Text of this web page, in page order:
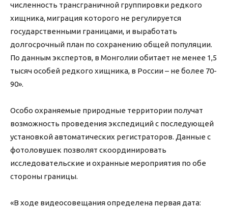
численность трансграничной группировки редкого
хищника, миграция которого не регулируется
государственными границами, и выработать
долгосрочный план по сохранению общей популяции.
По данным экспертов, в Монголии обитает не менее 1,5
тысяч особей редкого хищника, в России – не более 70-
90».
Особо охраняемые природные территории получат
возможность проведения экспедиций с последующей
установкой автоматических регистраторов. Данные с
фотоловушек позволят скоординировать
исследовательские и охранные мероприятия по обе
стороны границы.
«В ходе видеосовещания определена первая дата: